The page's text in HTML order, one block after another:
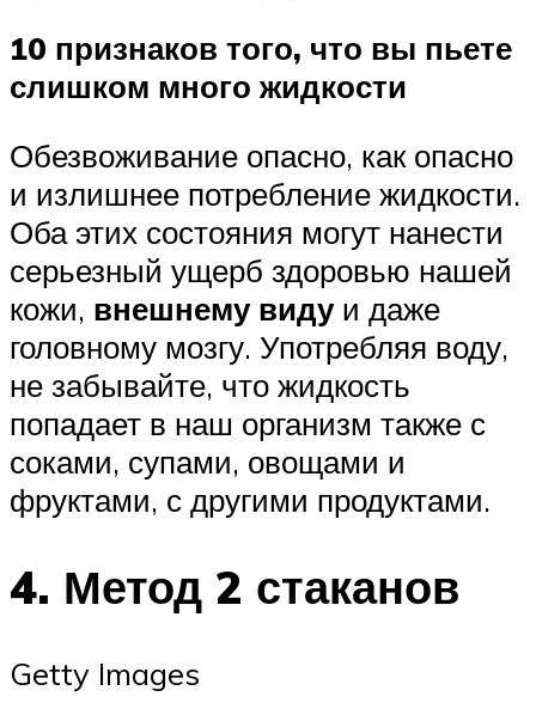
10 признаков того, что вы пьете
слишком много жидкости
Обезвоживание опасно, как опасно
и излишнее потребление жидкости.
Оба этих состояния могут нанести
серьезный ущерб здоровью нашей
кожи, внешнему видуи даже
головному мозгу. Употребляя воду,
не забывайте, что жидкость
попадает в наш организм также с
соками, супами, овощами и
фруктами, с другими продуктами.
4. Метод 2 стаканов
Getty Images